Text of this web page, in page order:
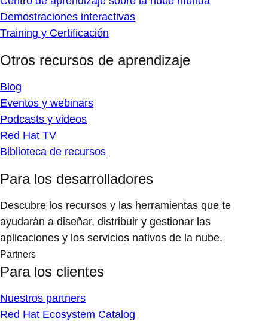
Demostraciones interactivas
Training y Certificación
Otros recursos de aprendizaje
Blog
Eventos y webinars
Podcasts y videos
Red Hat TV
Biblioteca de recursos
Para los desarrolladores
Descubre los recursos y las herramientas que te
ayudarán a diseñar, distribuir y gestionar las
aplicaciones y los servicios nativos de la nube.
Partners
Para los clientes
Nuestros partners
Red Hat Ecosystem Catalog